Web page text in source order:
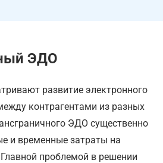
ЭДО
развитие электронного
контрагентами из разных
ЭДО существенно
и временные затраты на
проблемой в решении